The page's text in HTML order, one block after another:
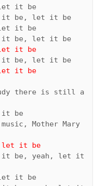
let it be
be, let it be
let it be
there is still a
it be
Mother Mary
be, yeah, let it
let it be